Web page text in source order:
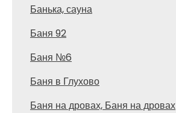
Банька, сауна
Баня 92
Баня №6
Баня в Глухово
Баня на дровах, Баня на дровах